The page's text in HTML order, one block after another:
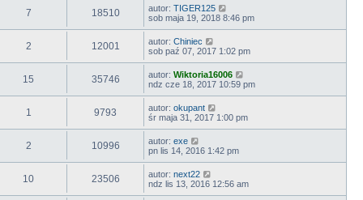
7 18510 autor: TIGER125
sob maja 19, 2018 8:46 pm
2 12001 autor: Chiniec
sob paź 07, 2017 1:02 pm
15 35746 autor: Wiktoria16006
ndz cze 18, 2017 10:59 pm
1 9793 autor: okupant
śr maja 31, 2017 1:00 pm
2 10996 autor: exe
pn lis 14, 2016 1:42 pm
10 23506 autor: next22
ndz lis 13, 2016 12:56 am